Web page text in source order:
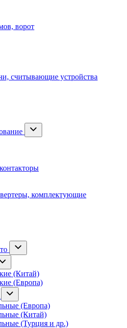
ворот
считывающие устройства
комплектующие
(Китай)
(Европа)
(Европа)
(Китай)
(Турция и др.)